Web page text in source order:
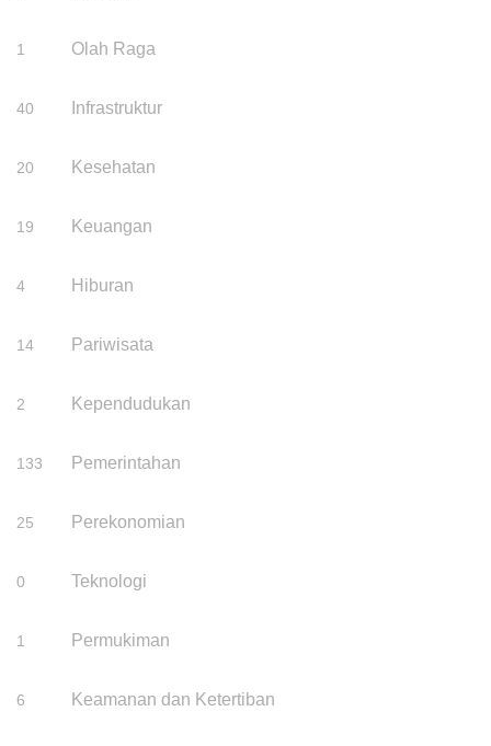
1 Olah Raga
40 Infrastruktur
20 Kesehatan
19 Keuangan
4 Hiburan
14 Pariwisata
2 Kependudukan
133 Pemerintahan
25 Perekonomian
0 Teknologi
1 Permukiman
6 Keamanan dan Ketertiban